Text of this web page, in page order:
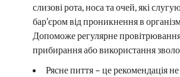
слизові рота, носа та очей, які
бар’єром від проникнення в
Допоможе регулярне
прибирання або використання
Рясне пиття – це рекомендація не